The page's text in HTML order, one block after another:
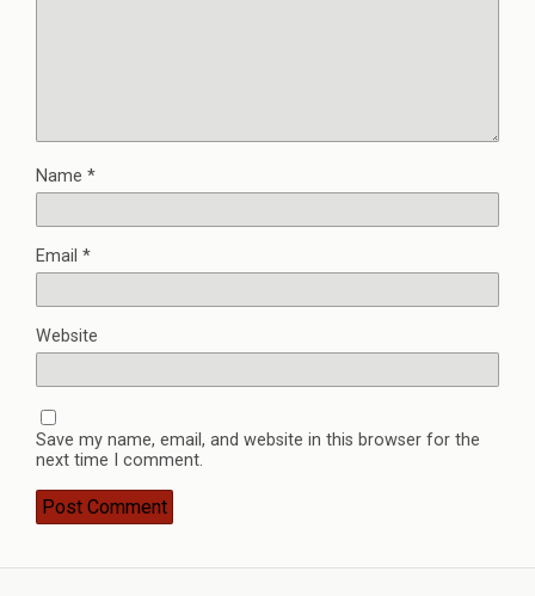
Name *
Email *
Website
Save my name, email, and website in this browser for the
next time I comment.